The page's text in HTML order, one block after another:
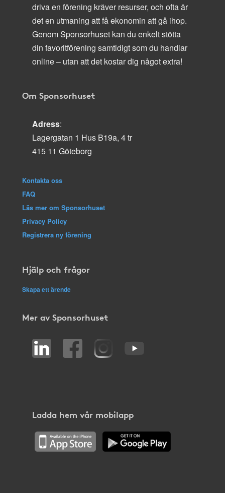
driva en förening kräver resurser, och ofta är
det en utmaning att få ekonomin att gå ihop.
Genom Sponsorhuset kan du enkelt stötta
din favoritförening samtidigt som du handlar
online – utan att det kostar dig något extra!
Om Sponsorhuset
Adress:
Lagergatan 1 Hus B19a, 4 tr
415 11 Göteborg
Kontakta oss
FAQ
Läs mer om Sponsorhuset
Privacy Policy
Registrera ny förening
Hjälp och frågor
Skapa ett ärende
Mer av Sponsorhuset
Ladda hem vår mobilapp